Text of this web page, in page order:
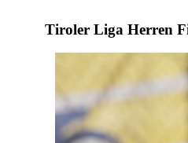
Tiroler Liga Herren